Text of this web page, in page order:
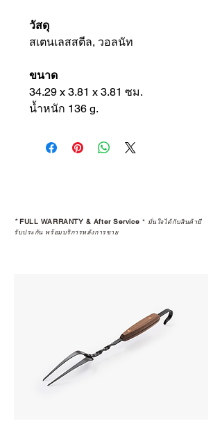
วัสดุ
สเตนเลสสตีล, วอลนัท
ขนาด
34.29 x 3.81 x 3.81 ซม.
น้ำหนัก 136 g.
*FULL WARRANTY & After Service * มั่นใจได้กับสินค้ามี
รับประกัน พร้อมบริการหลังการขาย